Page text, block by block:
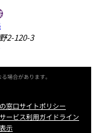
2-120-3
場合があります。
窓口サイトポリシー
ービス利用ガイドライン
示